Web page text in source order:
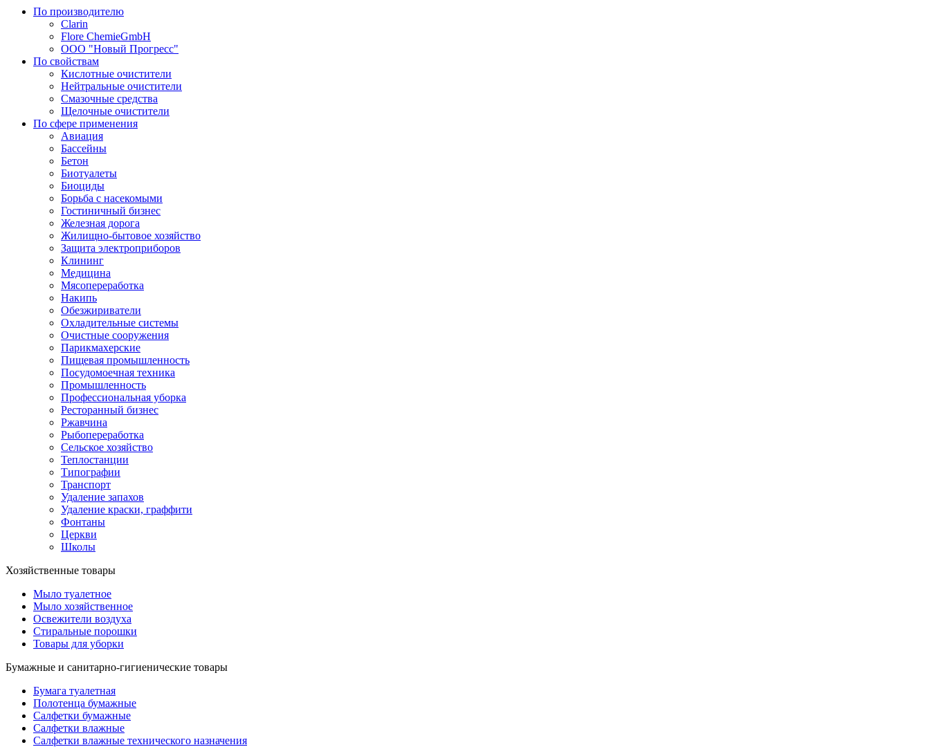
По производителю
Clarin
Flore ChemieGmbH
ООО "Новый Прогресс"
По свойствам
Кислотные очистители
Нейтральные очистители
Смазочные средства
Щелочные очистители
По сфере применения
Авиация
Бассейны
Бетон
Биотуалеты
Биоциды
Борьба с насекомыми
Гостиничный бизнес
Железная дорога
Жилищно-бытовое хозяйство
Защита электроприборов
Клининг
Медицина
Мясопереработка
Накипь
Обезжириватели
Охладительные системы
Очистные сооружения
Парикмахерские
Пищевая промышленность
Посудомоечная техника
Промышленность
Профессиональная уборка
Ресторанный бизнес
Ржавчина
Рыбопереработка
Сельское хозяйство
Теплостанции
Типографии
Транспорт
Удаление запахов
Удаление краски, граффити
Фонтаны
Церкви
Школы
Хозяйственные товары
Мыло туалетное
Мыло хозяйственное
Освежители воздуха
Стиральные порошки
Товары для уборки
Бумажные и санитарно-гигиенические товары
Бумага туалетная
Полотенца бумажные
Салфетки бумажные
Салфетки влажные
Салфетки влажные технического назначения